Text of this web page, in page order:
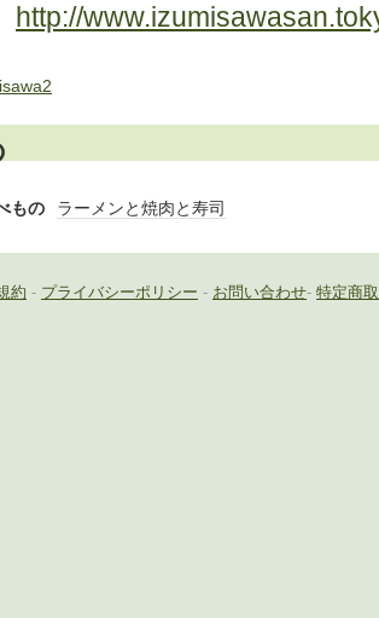
http://
もの ラーメンと焼肉と寿司
約 - プライバシーポリシー - お問い合わせ- 特定商